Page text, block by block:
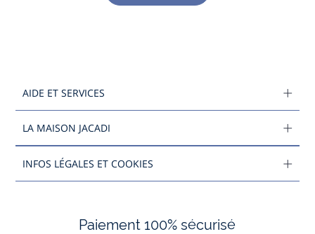
AIDE ET SERVICES
LA MAISON JACADI
INFOS LÉGALES ET COOKIES
Paiement 100% sécurisé